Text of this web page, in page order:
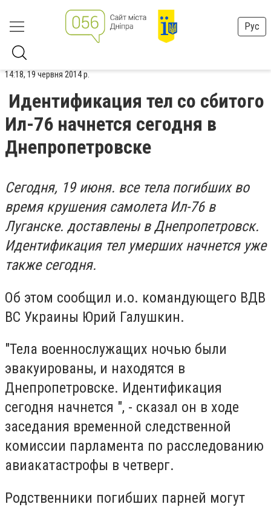
Рус
14:18, 19 червня 2014 р.
Идентификация тел со сбитого
Ил-76 начнется сегодня в
Днепропетровске
Сегодня, 19 июня. все тела погибших во
время крушения самолета Ил-76 в
Луганске. доставлены в Днепропетровск.
Идентификация тел умерших начнется уже
также сегодня.
Об этом сообщил и.о. командующего ВДВ
ВС Украины Юрий Галушкин.
"Тела военнослужащих ночью были
эвакуированы, и находятся в
Днепропетровске. Идентификация
сегодня начнется ", - сказал он в ходе
заседания временной следственной
комиссии парламента по расследованию
авиакатастрофы в четверг.
Родственники погибших парней могут